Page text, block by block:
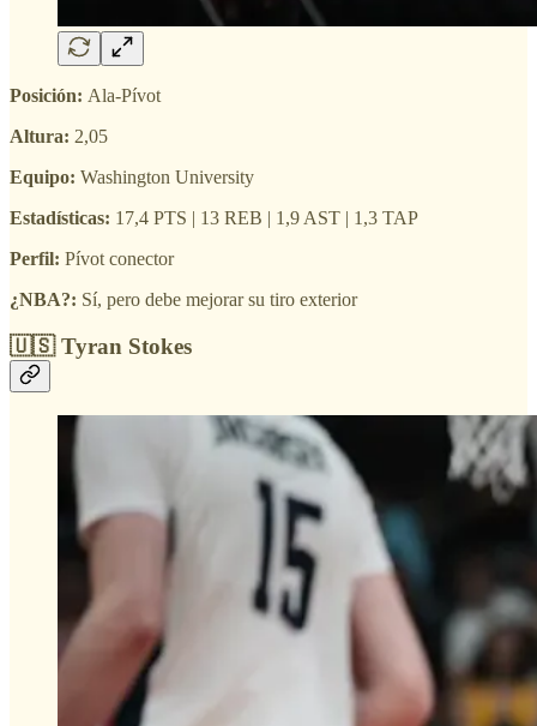
Posición: Ala-Pívot
Altura: 2,05
Equipo: Washington University
Estadísticas: 17,4 PTS | 13 REB | 1,9 AST | 1,3 TAP
Perfil: Pívot conector
¿NBA?: Sí, pero debe mejorar su tiro exterior
🇺🇸 Tyran Stokes